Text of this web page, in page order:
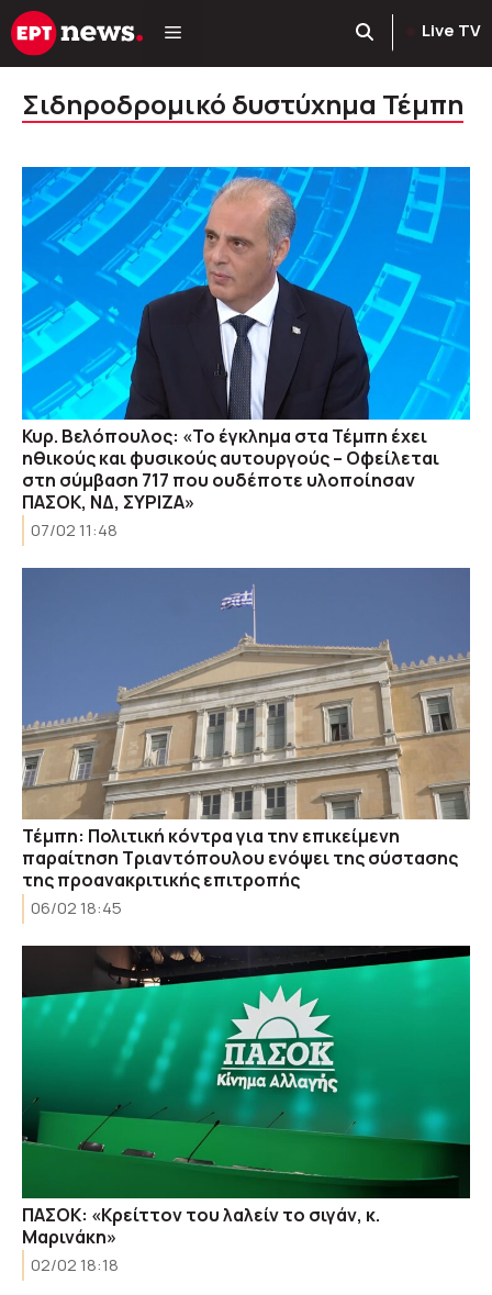
Μετάβαση
σε
Live TV
Σιδηροδρομικό δυστύχημα Τέμπη
Κυρ. Βελόπουλος: «Το έγκλημα στα Τέμπη έχει
ηθικούς και φυσικούς αυτουργούς – Οφείλεται
στη σύμβαση 717 που ουδέποτε υλοποίησαν
ΠΑΣΟΚ, ΝΔ, ΣΥΡΙΖΑ»
07/02 11:48
Τέμπη: Πολιτική κόντρα για την επικείμενη
παραίτηση Τριαντόπουλου ενόψει της σύστασης
της προανακριτικής επιτροπής
06/02 18:45
ΠΑΣΟΚ: «Κρείττον του λαλείν το σιγάν, κ.
Μαρινάκη»
02/02 18:18